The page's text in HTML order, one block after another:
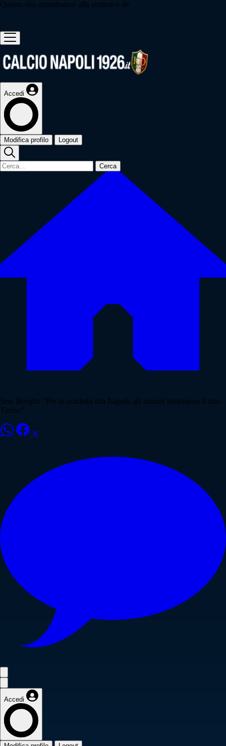
Questo sito contribuisce alla audience de
Accedi
Modifica profilo Logout
Cerca
Sen. Borghi: "Per lo scudetto tifo Napoli, gli azzurri batteranno il mio
Torino"
Accedi